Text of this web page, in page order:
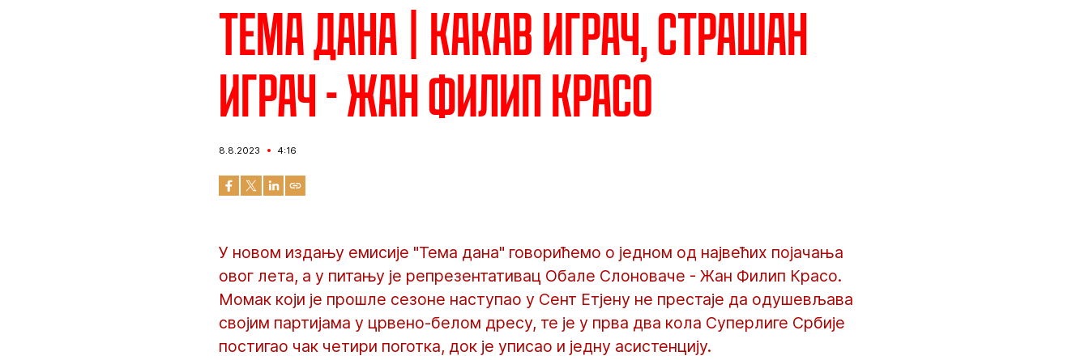
Тема дана | Какав играч, страшан
играч - Жан Филип Красо
8.8.2023 4:16
У новом издању емисије "Тема дана" говорићемо о једном од највећих појачања
овог лета, а у питању је репрезентативац Обале Слоноваче - Жан Филип Красо.
Момак који је прошле сезоне наступао у Сент Етјену не престаје да одушевљава
својим партијама у црвено-белом дресу, те је у прва два кола Суперлиге Србије
постигао чак четири поготка, док је уписао и једну асистенцију.